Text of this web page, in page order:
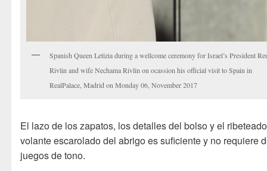
Spanish Queen Letizia during a wellcome ceremony for Israel’s President
Rivlin and wife Nechama Rivlin on ocassion his official visit to Spain in
RealPalace, Madrid on Monday 06, November 2017
El lazo de los zapatos, los detalles del bolso y el
volante escarolado del abrigo es suficiente y no requiere
juegos de tono.